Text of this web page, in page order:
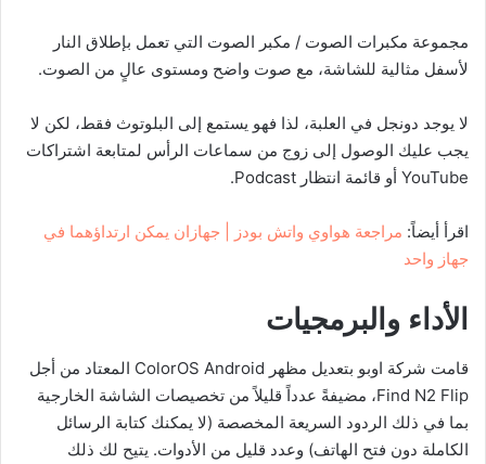
مجموعة مكبرات الصوت / مكبر الصوت التي تعمل بإطلاق النار
لأسفل مثالية للشاشة، مع صوت واضح ومستوى عالٍ من الصوت.
لا يوجد دونجل في العلبة، لذا فهو يستمع إلى البلوتوث فقط، لكن لا
يجب عليك الوصول إلى زوج من سماعات الرأس لمتابعة اشتراكات
YouTube أو قائمة انتظار Podcast.
اقرأ أيضاً: مراجعة هواوي واتش بودز | جهازان يمكن ارتداؤهما في
جهاز واحد
الأداء والبرمجيات
قامت شركة اوبو بتعديل مظهر ColorOS Android المعتاد من أجل
Find N2 Flip، مضيفةً عدداً قليلاً من تخصيصات الشاشة الخارجية
بما في ذلك الردود السريعة المخصصة (لا يمكنك كتابة الرسائل
الكاملة دون فتح الهاتف) وعدد قليل من الأدوات. يتيح لك ذلك